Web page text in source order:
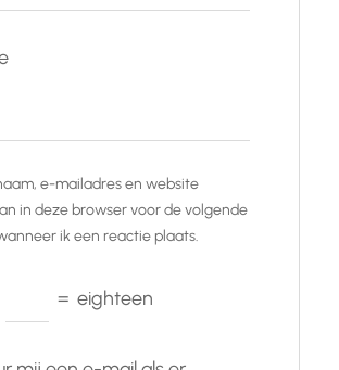
e-mailadres en website
in deze browser voor de volgende
ik een reactie plaats.
= eighteen